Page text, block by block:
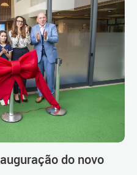
do novo